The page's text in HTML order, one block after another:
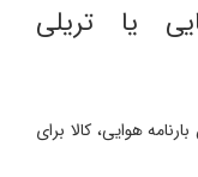
یا تریلی
هوایی، کالا برای